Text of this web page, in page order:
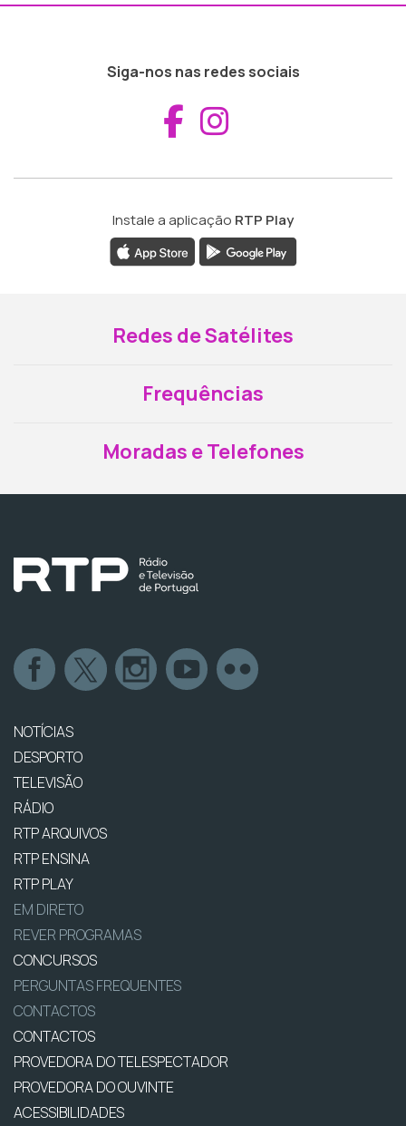
Siga-nos nas redes sociais
Aceder ao
Instale a aplicação RTP Play
Redes de Satélites
Frequências
Moradas e Telefones
NOTÍCIAS
DESPORTO
TELEVISÃO
RÁDIO
RTP ARQUIVOS
RTP ENSINA
RTP PLAY
EM DIRETO
REVER PROGRAMAS
CONCURSOS
PERGUNTAS FREQUENTES
CONTACTOS
CONTACTOS
PROVEDORA DO TELESPECTADOR
PROVEDORA DO OUVINTE
ACESSIBILIDADES